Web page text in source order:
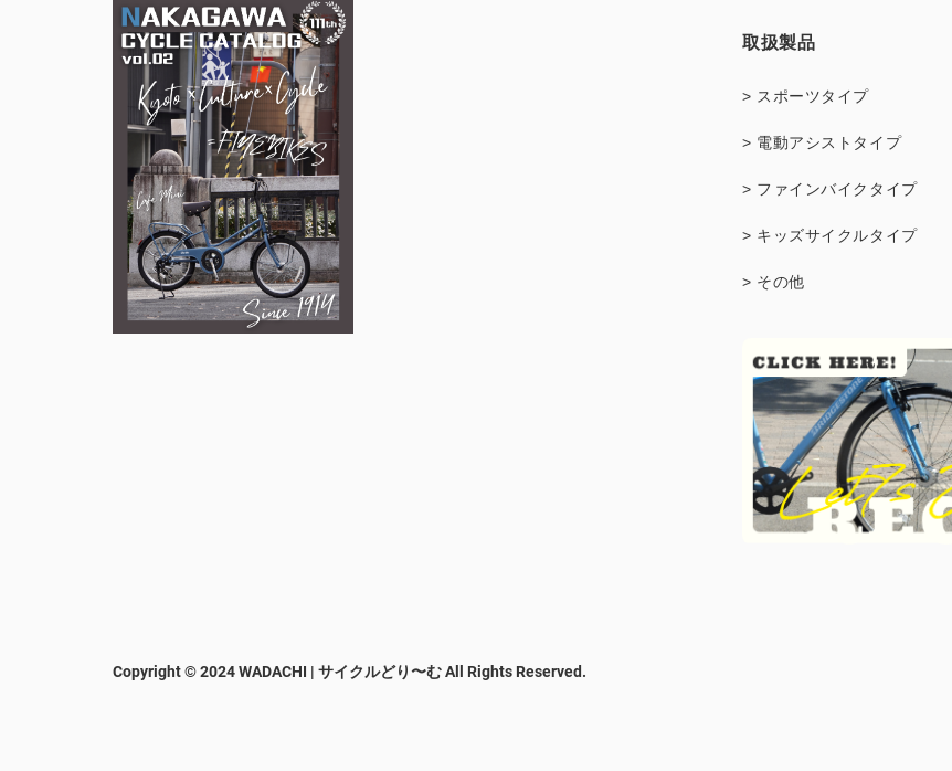
取扱製品
> スポーツタイプ
> 電動アシストタイプ
> ファインバイクタイプ
> キッズサイクルタイプ
> その他
Copyright © 2024 WADACHI | サイクルどり〜むAll Rights Reserved.